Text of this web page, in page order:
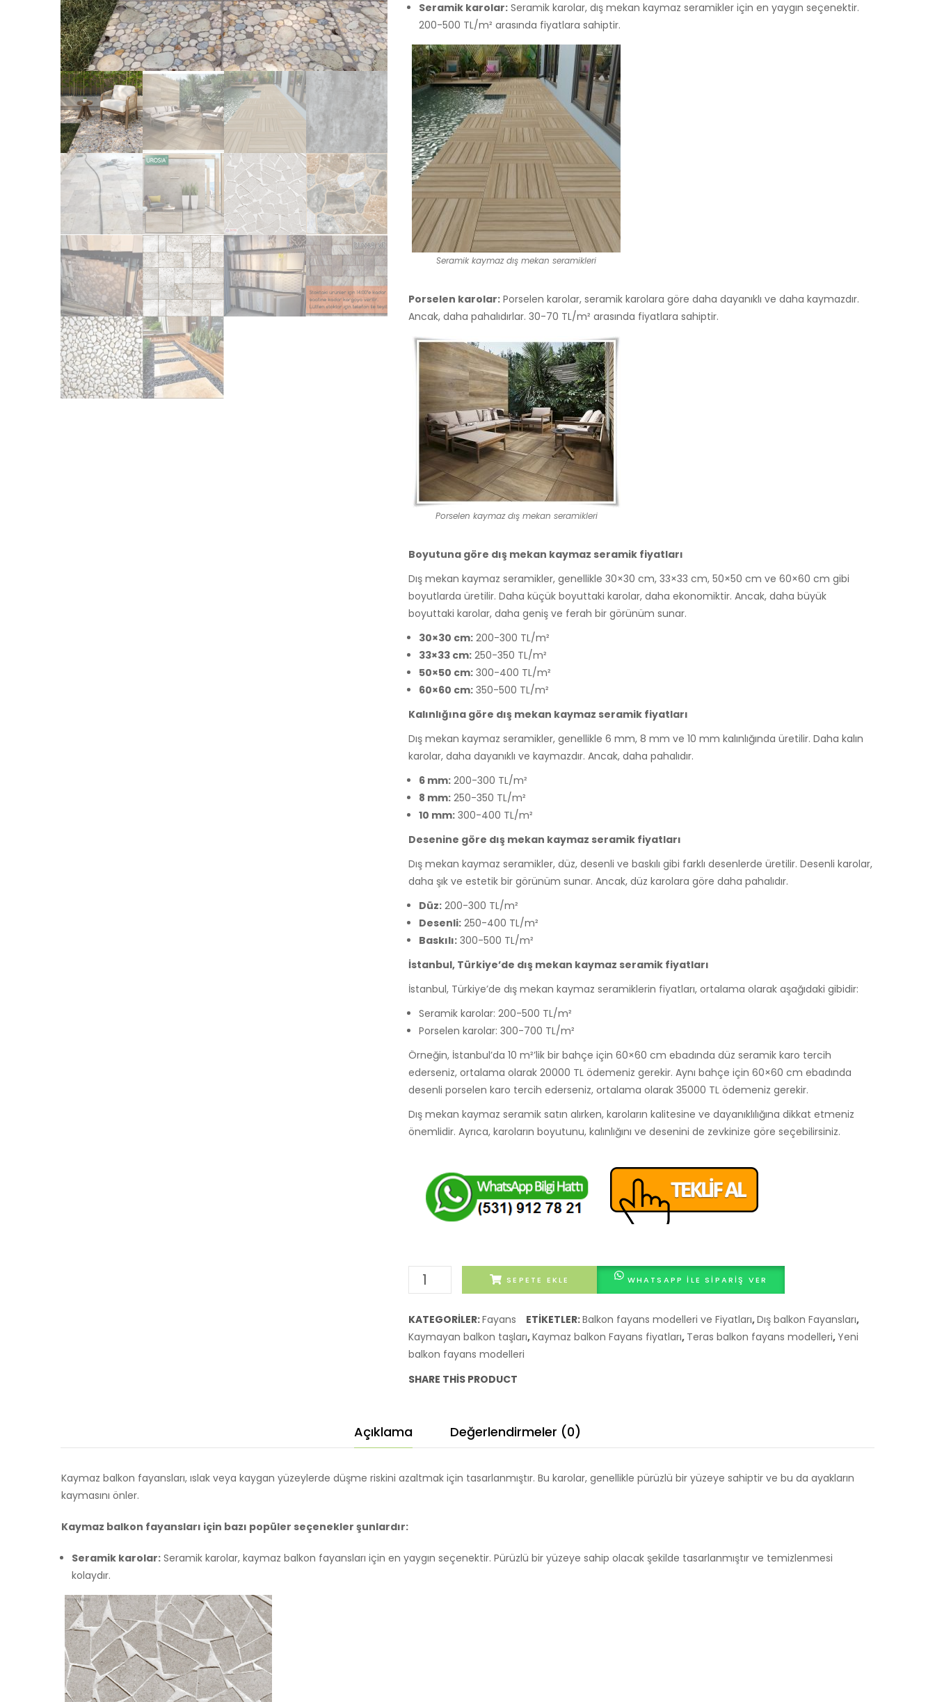
Seramik karolar: Seramik karolar, dış mekan kaymaz seramikler için en yaygın seçenektir.
200-500 TL/m² arasında fiyatlara sahiptir.
Seramik kaymaz dış mekan seramikleri
Porselen karolar: Porselen karolar, seramik karolara göre daha dayanıklı ve daha kaymazdır.
Ancak, daha pahalıdırlar. 30-70 TL/m² arasında fiyatlara sahiptir.
Porselen kaymaz dış mekan seramikleri
Boyutuna göre dış mekan kaymaz seramik fiyatları
Dış mekan kaymaz seramikler, genellikle 30×30 cm, 33×33 cm, 50×50 cm ve 60×60 cm gibi
boyutlarda üretilir. Daha küçük boyuttaki karolar, daha ekonomiktir. Ancak, daha büyük
boyuttaki karolar, daha geniş ve ferah bir görünüm sunar.
30×30 cm: 200-300 TL/m²
33×33 cm: 250-350 TL/m²
50×50 cm: 300-400 TL/m²
60×60 cm: 350-500 TL/m²
Kalınlığına göre dış mekan kaymaz seramik fiyatları
Dış mekan kaymaz seramikler, genellikle 6 mm, 8 mm ve 10 mm kalınlığında üretilir. Daha kalın
karolar, daha dayanıklı ve kaymazdır. Ancak, daha pahalıdır.
6 mm: 200-300 TL/m²
8 mm: 250-350 TL/m²
10 mm: 300-400 TL/m²
Desenine göre dış mekan kaymaz seramik fiyatları
Dış mekan kaymaz seramikler, düz, desenli ve baskılı gibi farklı desenlerde üretilir. Desenli karolar,
daha şık ve estetik bir görünüm sunar. Ancak, düz karolara göre daha pahalıdır.
Düz: 200-300 TL/m²
Desenli: 250-400 TL/m²
Baskılı: 300-500 TL/m²
İstanbul, Türkiye’de dış mekan kaymaz seramik fiyatları
İstanbul, Türkiye’de dış mekan kaymaz seramiklerin fiyatları, ortalama olarak aşağıdaki gibidir:
Seramik karolar: 200-500 TL/m²
Porselen karolar: 300-700 TL/m²
Örneğin, İstanbul’da 10 m²’lik bir bahçe için 60×60 cm ebadında düz seramik karo tercih
ederseniz, ortalama olarak 20000 TL ödemeniz gerekir. Aynı bahçe için 60×60 cm ebadında
desenli porselen karo tercih ederseniz, ortalama olarak 35000 TL ödemeniz gerekir.
Dış mekan kaymaz seramik satın alırken, karoların kalitesine ve dayanıklılığına dikkat etmeniz
önemlidir. Ayrıca, karoların boyutunu, kalınlığını ve desenini de zevkinize göre seçebilirsiniz.
Kaymaz
balkon
modelleri
adet
SEPETE EKLE WHATSAPP ILE SIPARIŞ VER
KATEGORILER:Fayans ETIKETLER:Balkon fayans modelleri ve Fiyatları,Dış balkon Fayansları,
Kaymayan balkon taşları,Kaymaz balkon Fayans fiyatları, Teras balkon fayans modelleri,Yeni
balkon fayans modelleri
SHARE THIS PRODUCT
Açıklama Değerlendirmeler (0)
Kaymaz balkon fayansları, ıslak veya kaygan yüzeylerde düşme riskini azaltmak için tasarlanmıştır. Bu karolar, genellikle pürüzlü bir yüzeye sahiptir ve bu da ayakların
kaymasını önler.
Kaymaz balkon fayansları için bazı popüler seçenekler şunlardır:
Seramik karolar: Seramik karolar, kaymaz balkon fayansları için en yaygın seçenektir. Pürüzlü bir yüzeye sahip olacak şekilde tasarlanmıştır ve temizlenmesi
kolaydır.